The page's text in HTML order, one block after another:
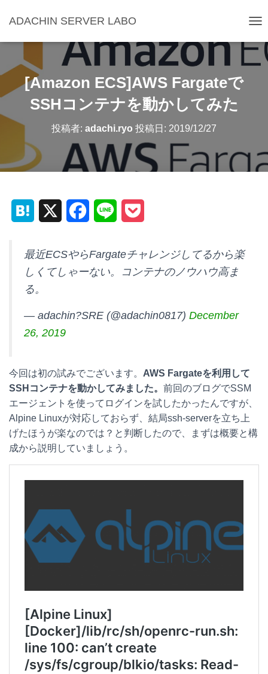
ADACHIN SERVER LABO
ビ
ゲ
ー
え
[Amazon ECS]AWS Fargateで
SSHコンテナを動かしてみた
投稿者: adachi.ryo 投稿日: 2019/12/27
t c
e
k
n c
k
最近ECSやらFargateチャレンジしてるから楽
しくてしゃーない。コンテナのノウハウ高ま
る。
— adachin?SRE (@adachin0817) December
26, 2019
今回は初の試みでございます。 AWS Fargateを利用して
SSHコンテナを動かしてみました。 前回のブログでSSM
エージェントを使ってログインを試したかったんですが、
Alpine Linuxが対応しておらず、結局ssh-serverを立ち上
げたほうが楽なのでは？と判断したので、まずは概要と構
成から説明していましょう。